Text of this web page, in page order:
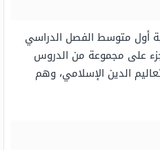
أول متوسط الفصل الدراسي
كل جزء على مجموعة من الدروس
الدين الإسلامي، وهم